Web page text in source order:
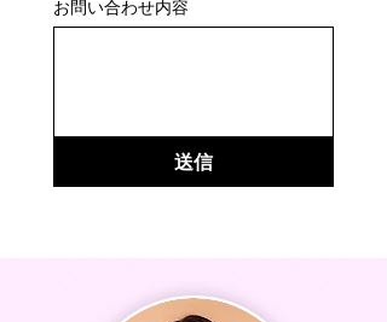
お問い合わせ内容
送信